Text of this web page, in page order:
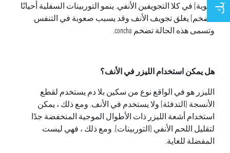
علوية) في كلا التجويفين الأنفي. ينمو التوربينات السفلية أحيانًا
(تضخم) يغلق تجويف الأنف وقد يسبب صعوبة في التنفس.
وتسمى هذه الحالة تضخم concha.
هل يمكن استخدام الليزر في الأنف؟
الليزر هو في الواقع نوع من سكين بلا دم يستخدم لقطع
الأنسجة (التدفئة) ولا يستخدم في الأنف. ومع ذلك ، يمكن
استخدام أشعة الليزر ذات الأطوال الموجية المنخفضة جدًا
لتقليل اللحم الأنفي (التوربينات). ومع ذلك ، فهي ليست
المفضلة للغاية.